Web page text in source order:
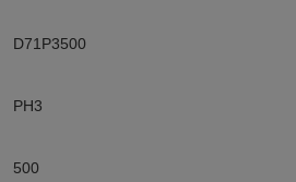
D71P3500
PH3
500